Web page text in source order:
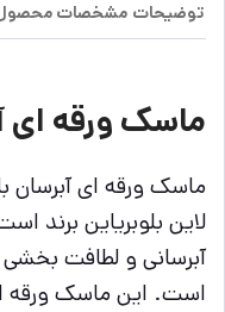
توضیحات مشخصات
ماسک ورقه ای
ماسک ورقه ای آبرسان
لاین بلوبریاین برند
آبرسانی و لطافت